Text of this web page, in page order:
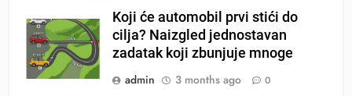
Koji će automobil prvi stići do
cilja? Naizgled jednostavan
zadatak koji zbunjuje mnoge
admin
3 months ago 0